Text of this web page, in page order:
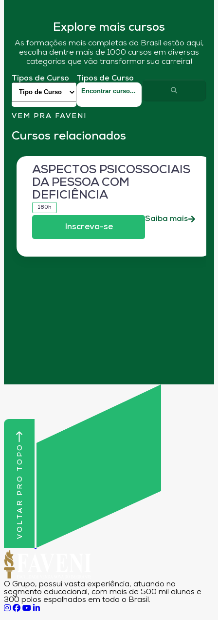
Explore mais cursos
As formações mais completas do Brasil estão aqui,
escolha dentre mais de 1000 cursos em diversas
categorias que vão transformar sua carreira!
Tipos de Curso Tipos de Curso
VEM PRA FAVENI
Cursos relacionados
ASPECTOS PSICOSSOCIAIS
DA PESSOA COM
DEFICIÊNCIA
180h
Inscreva-se
Saiba mais
VOLTAR PRO TOPO
O Grupo, possui vasta experiência, atuando no
segmento educacional, com mais de 500 mil alunos e
300 polos espalhados em todo o Brasil.